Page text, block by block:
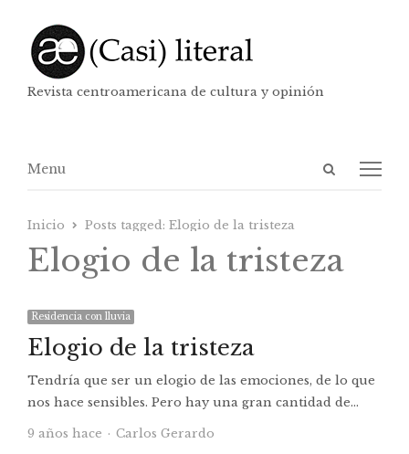
Revista centroamericana de cultura y opinión
Abrir
Menú
Menu
Inicio Posts tagged: Elogio de la tristeza
Elogio de la tristeza
Residencia con lluvia
Elogio de la tristeza
Tendría que ser un elogio de las emociones, de lo que
nos hace sensibles. Pero hay una gran cantidad de…
9 años hace
Autor
Carlos Gerardo